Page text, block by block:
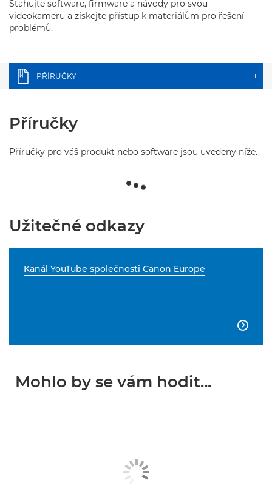
Stahujte software, firmware a návody pro svou
videokameru a získejte přístup k materiálům pro řešení
problémů.
PŘÍRUČKY +
Příručky
Příručky pro váš produkt nebo software jsou uvedeny níže.
Užitečné odkazy
Kanál YouTube společnosti Canon Europe

Mohlo by se vám hodit...